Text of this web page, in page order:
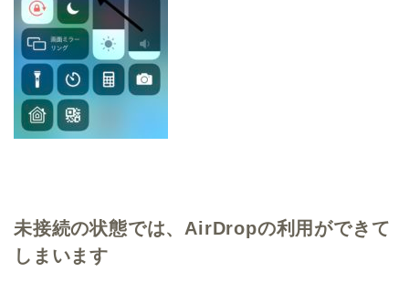
未接続の状態では、AirDropの利用ができて
しまいます